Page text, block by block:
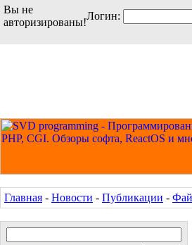
Вы не
авторизированы!
Логин:
Главная - Новости - Публикации -